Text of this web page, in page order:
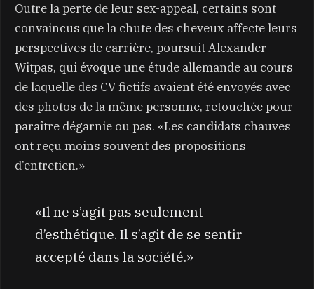
Outre la perte de leur sex-appeal, certains sont
convaincus que la chute des cheveux affecte leurs
perspectives de carrière, poursuit Alexander
Witpas, qui évoque une étude allemande au cours
de laquelle des CV fictifs avaient été envoyés avec
des photos de la même personne, retouchée pour
paraître dégarnie ou pas. «Les candidats chauves
ont reçu moins souvent des propositions
d’entretien.»
«Il ne s’agit pas seulement
d’esthétique. Il s’agit de se sentir
accepté dans la société.»